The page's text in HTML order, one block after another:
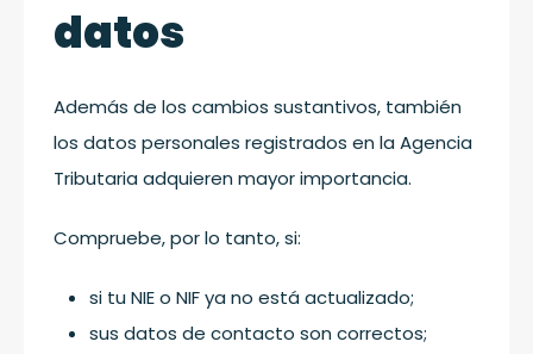
datos
Además de los cambios sustantivos, también
los datos personales registrados en la Agencia
Tributaria adquieren mayor importancia.
Compruebe, por lo tanto, si:
si tu NIE o NIF ya no está actualizado;
sus datos de contacto son correctos;